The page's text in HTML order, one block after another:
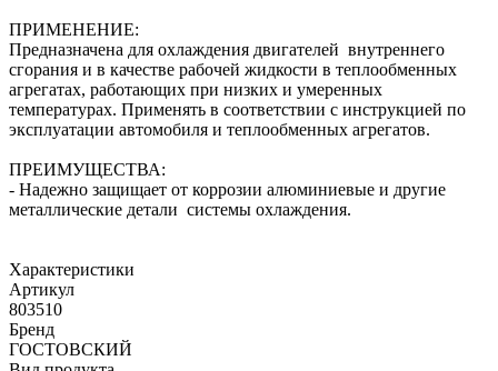
ПРИМЕНЕНИЕ:
Предназначена для охлаждения двигателей внутреннего
сгорания и в качестве рабочей жидкости в теплообменных
агрегатах, работающих при низких и умеренных
температурах. Применять в соответствии с инструкцией по
эксплуатации автомобиля и теплообменных агрегатов.
ПРЕИМУЩЕСТВА:
- Надежно защищает от коррозии алюминиевые и другие
металлические детали системы охлаждения.
Характеристики
Артикул
803510
Бренд
ГОСТОВСКИЙ